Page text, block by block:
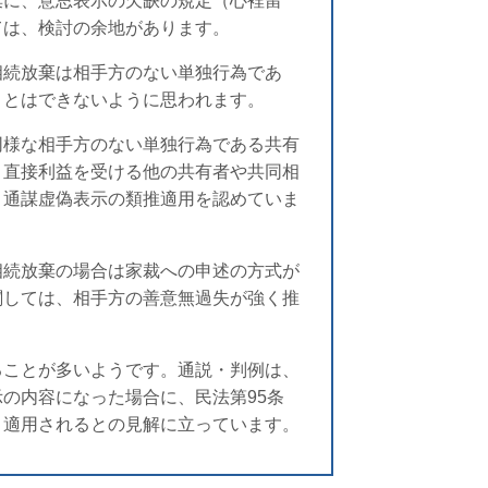
、検討の余地があります。
放棄は相手方のない単独行為であ
はできないように思われます。
な相手方のない単独行為である共有
接利益を受ける他の共有者や共同相
謀虚偽表示の類推適用を認めていま
放棄の場合は家裁への申述の方式が
ては、相手方の善意無過失が強く推
とが多いようです。通説・判例は、
内容になった場合に、民法第95条
用されるとの見解に立っています。